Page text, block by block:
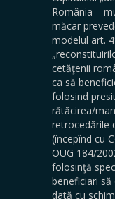
România –
măcar
modelul art.
cetăţenii
ca să
folosind
rătăcirea/
retrocedările
(începînd cu
OUG 184/
folosinţă
beneficiari
dată cu